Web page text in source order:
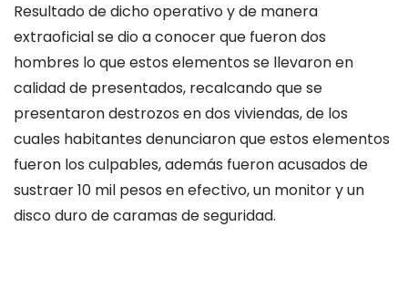
Resultado de dicho operativo y de manera
extraoficial se dio a conocer que fueron dos
hombres lo que estos elementos se llevaron en
calidad de presentados, recalcando que se
presentaron destrozos en dos viviendas, de los
cuales habitantes denunciaron que estos elementos
fueron los culpables, además fueron acusados de
sustraer 10 mil pesos en efectivo, un monitor y un
disco duro de caramas de seguridad.